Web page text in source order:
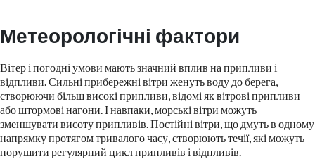
Метеорологічні фактори
Вітер і погодні умови мають значний вплив на припливи і
відпливи. Сильні прибережні вітри женуть воду до берега,
створюючи більш високі припливи, відомі як вітрові припливи
або штормові нагони. І навпаки, морські вітри можуть
зменшувати висоту припливів. Постійні вітри, що дмуть в одному
напрямку протягом тривалого часу, створюють течії, які можуть
порушити регулярний цикл припливів і відпливів.